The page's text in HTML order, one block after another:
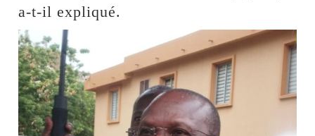
a-t-il expliqué.